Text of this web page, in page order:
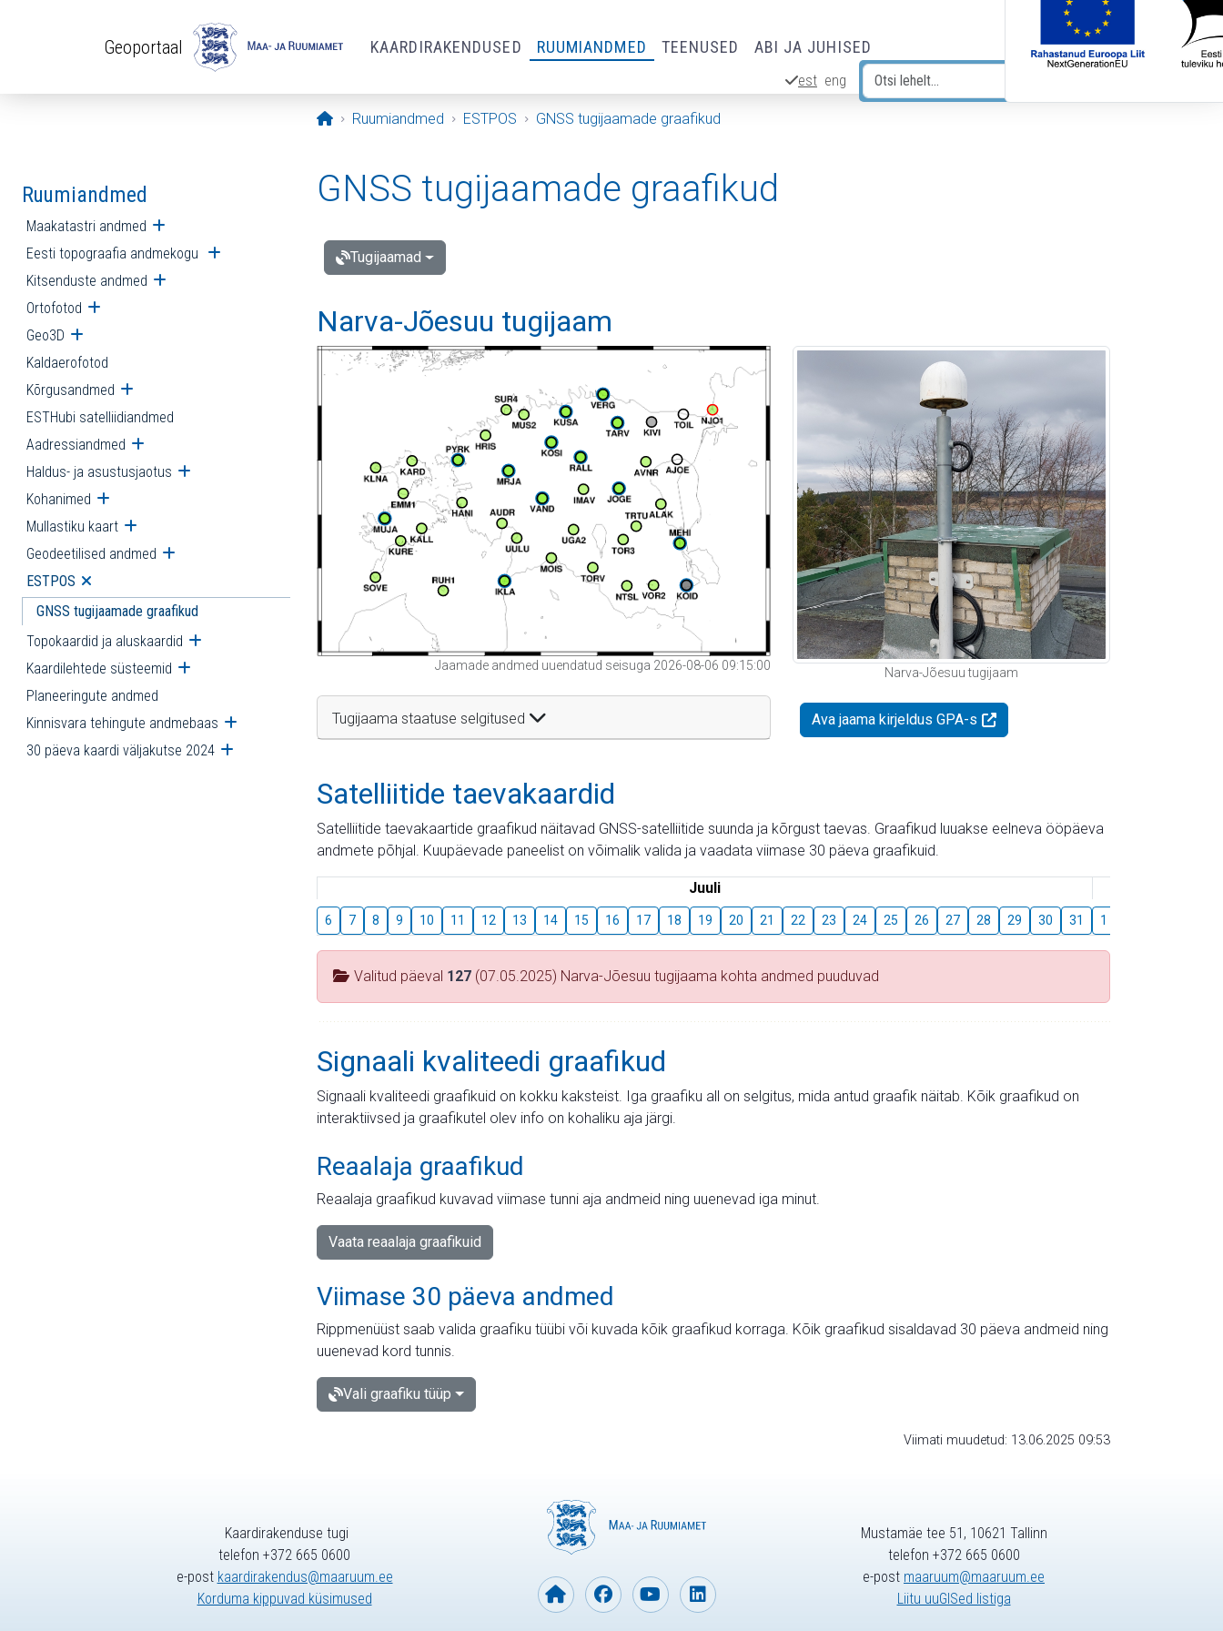
Geoportaal KAARDIRAKENDUSED RUUMIANDMED TEENUSED ABI JA JUHISED
est eng
Avaleht
Ruumiandmed ESTPOS GNSS tugijaamade graafikud
Ruumiandmed
Maakatastri andmed Ava alammenüü
Eesti topograafia andmekogu Ava alammenüü
Kitsenduste andmed Ava alammenüü
Ortofotod Ava alammenüü
Geo3D Ava alammenüü
Kaldaerofotod
Kõrgusandmed Ava alammenüü
ESTHubi satelliidiandmed
Aadressiandmed Ava alammenüü
Haldus- ja asustusjaotus Ava alammenüü
Kohanimed Ava alammenüü
Mullastiku kaart Ava alammenüü
Geodeetilised andmed Ava alammenüü
ESTPOS Ava alammenüü
GNSS tugijaamade graafikud
Topokaardid ja aluskaardid Ava alammenüü
Kaardilehtede süsteemid Ava alammenüü
Planeeringute andmed
Kinnisvara tehingute andmebaas Ava alammenüü
30 päeva kaardi väljakutse 2024 Ava alammenüü
GNSS tugijaamade graafikud
Tugijaamad
Narva-Jõesuu tugijaam
Jaamade andmed uuendatud seisuga 2026-08-06 09:15:00
Tugijaama staatuse selgitused
Narva-Jõesuu tugijaam
Ava jaama kirjeldus GPA-s
Satelliitide taevakaardid
Satelliitide taevakaartide graafikud näitavad GNSS-satelliitide suunda ja kõrgust taevas. Graafikud luuakse eelneva ööpäeva
andmete põhjal. Kuupäevade paneelist on võimalik valida ja vaadata viimase 30 päeva graafikuid.
Juuli
6 7 8 9 10 11 12 13 14 15 16 17 18 19 20 21 22 23 24 25 26 27 28 29 30 31 1
Valitud päeval 127 (07.05.2025) Narva-Jõesuu tugijaama kohta andmed puuduvad
Signaali kvaliteedi graafikud
Signaali kvaliteedi graafikuid on kokku kaksteist. Iga graafiku all on selgitus, mida antud graafik näitab. Kõik graafikud on
interaktiivsed ja graafikutel olev info on kohaliku aja järgi.
Reaalaja graafikud
Reaalaja graafikud kuvavad viimase tunni aja andmeid ning uuenevad iga minut.
Vaata reaalaja graafikuid
Viimase 30 päeva andmed
Rippmenüüst saab valida graafiku tüübi või kuvada kõik graafikud korraga. Kõik graafikud sisaldavad 30 päeva andmeid ning
uuenevad kord tunnis.
Vali graafiku tüüp
Viimati muudetud: 13.06.2025 09:53
Kaardirakenduse tugi
telefon +372 665 0600
e-post kaardirakendus@maaruum.ee
Korduma kippuvad küsimused
Mustamäe tee 51, 10621 Tallinn
telefon +372 665 0600
e-post maaruum@maaruum.ee
Liitu uuGISed listiga